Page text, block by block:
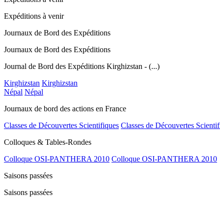
Expéditions à venir
Journaux de Bord des Expéditions
Journaux de Bord des Expéditions
Journal de Bord des Expéditions Kirghizstan - (...)
Kirghizstan Kirghizstan
Népal Népal
Journaux de bord des actions en France
Classes de Découvertes Scientifiques Classes de Découvertes
Colloques & Tables-Rondes
Colloque OSI-PANTHERA 2010 Colloque OSI-PANTHERA 2010
Saisons passées
Saisons passées